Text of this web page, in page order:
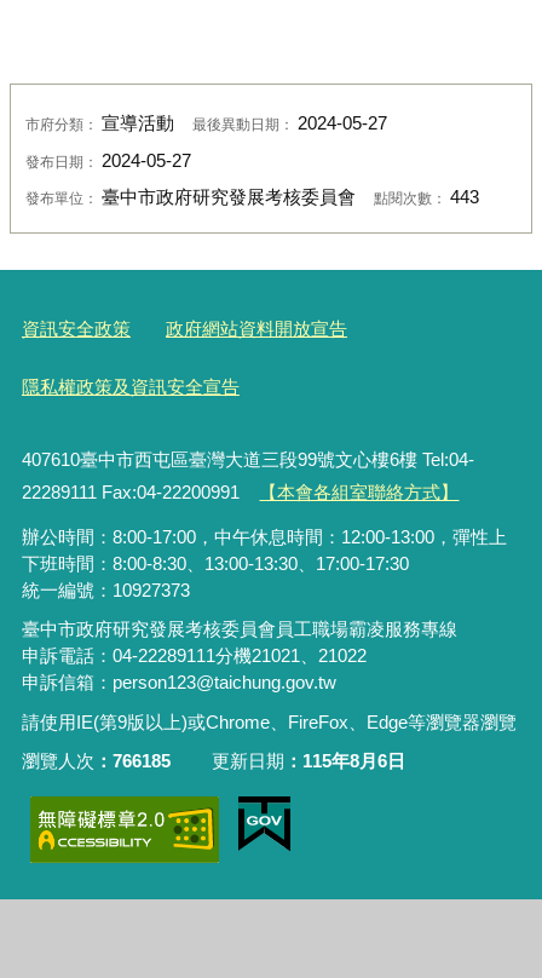
市府分類： 宣導活動 最後異動日期： 2024-05-27
發布日期： 2024-05-27
發布單位： 臺中市政府研究發展考核委員會 點閱次數： 443
資訊安全政策 政府網站資料開放宣告
隱私權政策及資訊安全宣告
407610臺中市西屯區臺灣大道三段99號文心樓6樓 Tel:04-
22289111 Fax:04-22200991
【本會各組室聯絡方式】
辦公時間：8:00-17:00，中午休息時間：12:00-13:00，彈性上
下班時間：8:00-8:30、13:00-13:30、17:00-17:30
統一編號：10927373
臺中市政府研究發展考核委員會員工職場霸凌服務專線
申訴電話：04-22289111分機21021、21022
申訴信箱：person123@taichung.gov.tw
請使用IE(第9版以上)或Chrome、FireFox、Edge等瀏覽器瀏覽
瀏覽人次
766185 更新日期 115年8月6日